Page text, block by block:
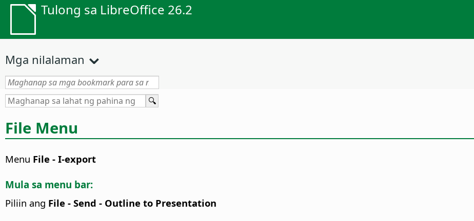
Tulong sa LibreOffice 26.2
Mga nilalaman
File Menu
Menu File - I-export
Mula sa menu bar:
Piliin ang File - Send - Outline to Presentation